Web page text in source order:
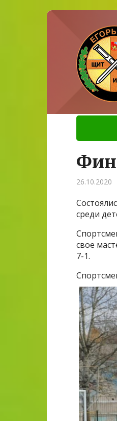
26.10.2020
среди
свое
7-1.